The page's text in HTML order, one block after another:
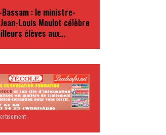
Bassam : le ministre-
Louis Moulot célèbre
élèves aux…
-